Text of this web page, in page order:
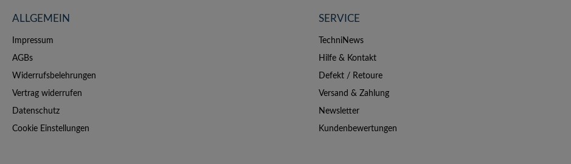
ALLGEMEIN
Impressum
AGBs
Widerrufsbelehrungen
Vertrag widerrufen
Datenschutz
Cookie Einstellungen
SERVICE
TechniNews
Hilfe & Kontakt
Defekt / Retoure
Versand & Zahlung
Newsletter
Kundenbewertungen